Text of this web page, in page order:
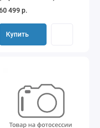
бежевая рама)
499 р.
Купить